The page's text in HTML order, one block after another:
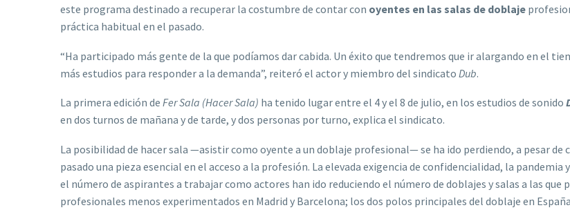
este programa destinado a recuperar la costumbre de contar con oyentes en las salas de doblaje
práctica habitual en el pasado.
“Ha participado más gente de la que podíamos dar cabida. Un éxito que tendremos que ir alargando en el
más estudios para responder a la demanda”, reiteró el actor y miembro del sindicato Dub.
La primera edición de Fer Sala (Hacer Sala) ha tenido lugar entre el 4 y el 8 de julio, en los estudios de sonido
en dos turnos de mañana y de tarde, y dos personas por turno, explica el sindicato.
La posibilidad de hacer sala —asistir como oyente a un doblaje profesional— se ha ido perdiendo, a pesar de
pasado una pieza esencial en el acceso a la profesión. La elevada exigencia de confidencialidad, la pandemia
el número de aspirantes a trabajar como actores han ido reduciendo el número de doblajes y salas a las que
profesionales menos experimentados en Madrid y Barcelona; los dos polos principales del doblaje en